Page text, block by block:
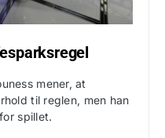
mener, at
til reglen, men han
spillet.